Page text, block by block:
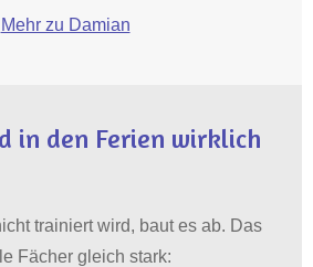
Mehr zu Damian
in den Ferien wirklich
trainiert wird, baut es ab. Das
Fächer gleich stark: